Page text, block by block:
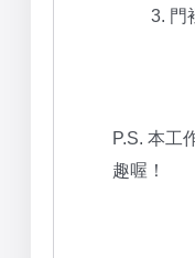
3. 門
P.S. 本工
趣喔！